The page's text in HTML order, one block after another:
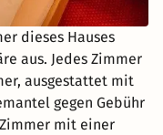
dieses Hauses
aus. Jedes Zimmer
ausgestattet mit
gegen Gebühr
mit einer